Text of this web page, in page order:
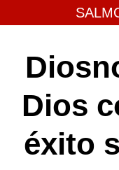
to
Dios
éxito